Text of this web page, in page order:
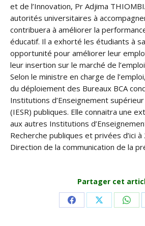
et de l’Innovation, Pr Adjima
autorités universitaires à
contribuera à améliorer la
éducatif. Il a exhorté les étudiants à
opportunité pour améliorer leur
leur insertion sur le marché de
Selon le ministre en charge de
du déploiement des Bureaux BCA
Institutions d’Enseignement
(IESR) publiques. Elle connaitra une
aux autres Institutions
Recherche publiques et privées d’ici à
Direction de la communication de la
Partager cet
Share Share